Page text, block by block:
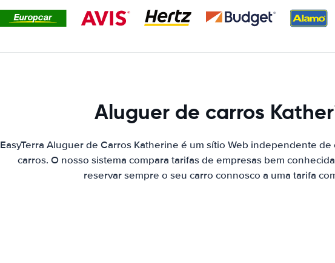
Aluguer de carros
EasyTerra Aluguer de Carros Katherine é um sítio Web independente
carros. O nosso sistema compara tarifas de empresas bem
reservar sempre o seu carro connosco a uma tarifa